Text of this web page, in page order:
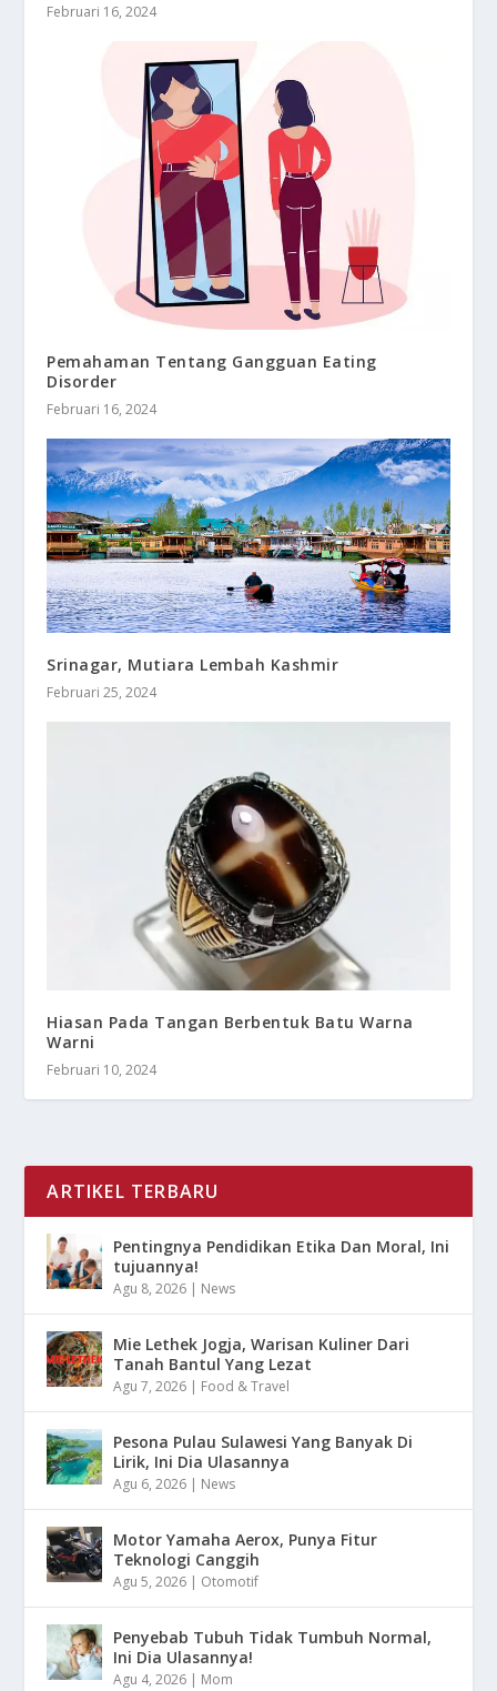
Februari 16, 2024
Pemahaman Tentang Gangguan Eating
Disorder
Februari 16, 2024
Srinagar, Mutiara Lembah Kashmir
Februari 25, 2024
Hiasan Pada Tangan Berbentuk Batu Warna
Warni
Februari 10, 2024
ARTIKEL TERBARU
Pentingnya Pendidikan Etika Dan Moral, Ini
tujuannya!
Agu 8, 2026 | News
Mie Lethek Jogja, Warisan Kuliner Dari
Tanah Bantul Yang Lezat
Agu 7, 2026 | Food & Travel
Pesona Pulau Sulawesi Yang Banyak Di
Lirik, Ini Dia Ulasannya
Agu 6, 2026 | News
Motor Yamaha Aerox, Punya Fitur
Teknologi Canggih
Agu 5, 2026 | Otomotif
Penyebab Tubuh Tidak Tumbuh Normal,
Ini Dia Ulasannya!
Agu 4, 2026 | Mom